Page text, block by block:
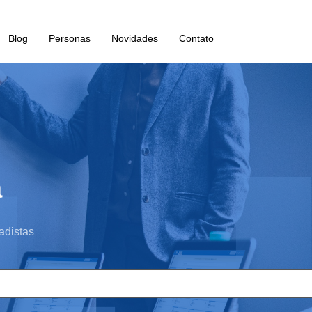
Blog Personas Novidades Contato